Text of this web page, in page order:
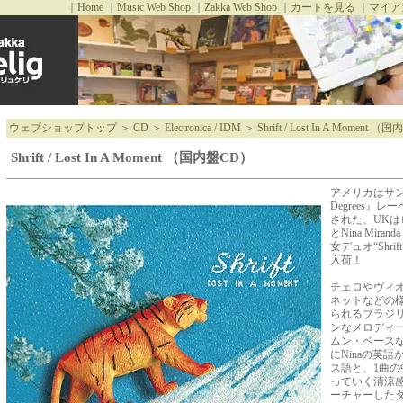
Home｜ Music Web Shop｜ Zakka Web Shop｜ カートを見る マイ
ウェブショップトップ＞ CD＞ Electronica / IDM ＞ Shrift / Lost In A Moment （国
Shrift / Lost In A Moment （国内盤CD）
アメリカはサ
Degrees』レ
された、UKは
とNina
女デュオ
入荷！
チェロやヴィ
ネットなどの
られるブラジ
ンなメロディ
ムン・ベース
にNinaの英語
ス語と、1曲
っていく清涼
ーチャーした